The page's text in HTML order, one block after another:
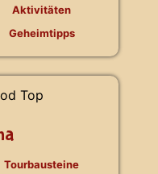
Aktivitäten
Geheimtipps
Tourbausteine